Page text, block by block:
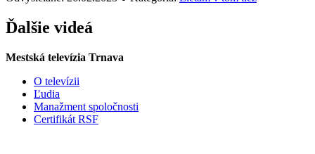
Ďalšie videá
Mestská televízia Trnava
O televízii
Ľudia
Manažment spoločnosti
Certifikát RSF